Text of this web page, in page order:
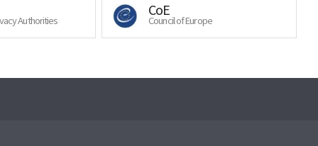
Authorities
CoE
Council of Europe